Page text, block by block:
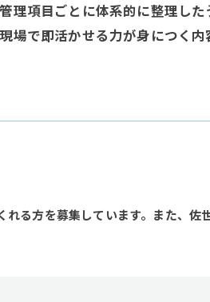
理項目ごとに体系的に整理した
場で即活かせる力が身につく内
る方を募集しています。また、佐